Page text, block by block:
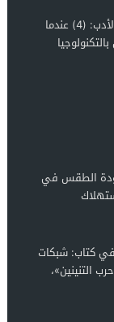
الذكاء الاصطناعي والأدب: (4) عندما
الطقس في
كتاب: شبكات
التنينين»،